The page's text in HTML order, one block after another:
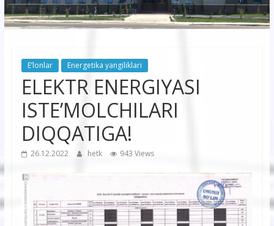
“Buxoro
hududiy
korxonasi”
E’lonlar Energetika yangiliklari
ELEKTR ENERGIYASI
ISTE’MOLCHILARI
DIQQATIGA!
26.12.2022 hetk 943 Views